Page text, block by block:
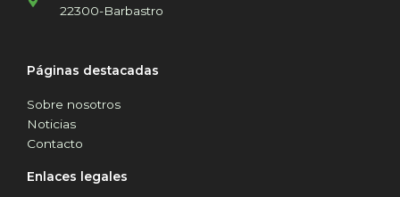
22300-Barbastro
Páginas destacadas
Sobre nosotros
Noticias
Contacto
Enlaces legales